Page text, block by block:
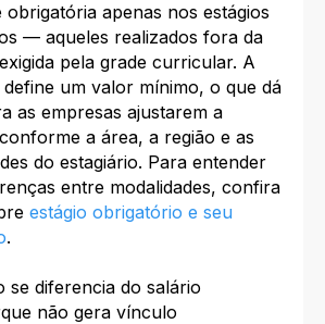
apenas nos estágios
— aqueles realizados fora da
pela grade curricular. A
define um valor mínimo, o que dá
as empresas ajustarem a
a área, a região e as
do estagiário. Para entender
entre modalidades, confira
estágio obrigatório e seu
.
se diferencia do salário
não gera vínculo